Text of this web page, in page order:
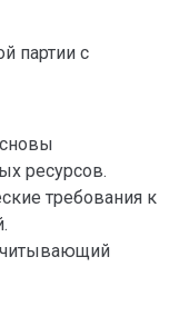
партии с
ресурсов.
требования к